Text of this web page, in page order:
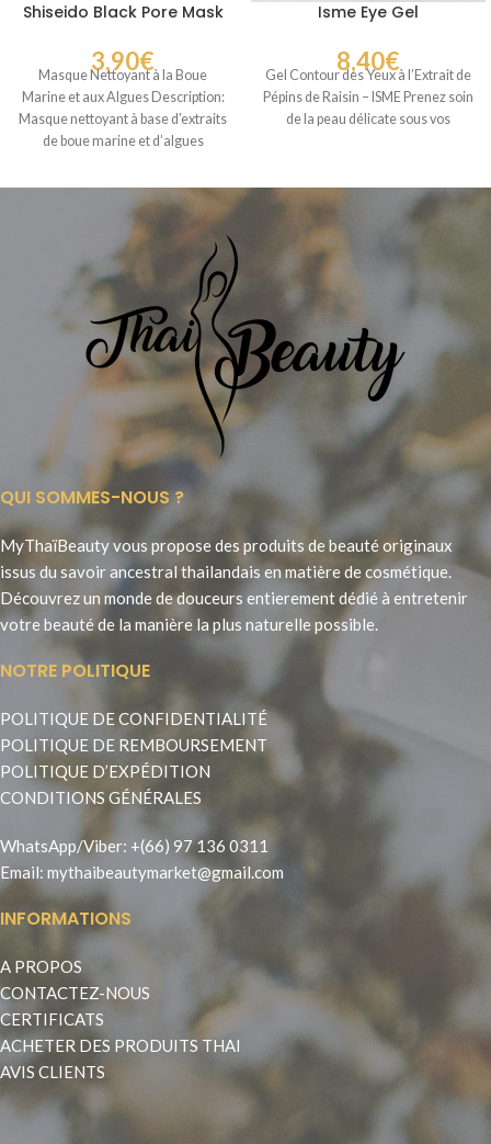
Shiseido Black Pore Mask
3,90€
Masque Nettoyant à la Boue
Marine et aux Algues Description:
Masque nettoyant à base d’extraits
de boue marine et d’algues
Isme Eye Gel
8,40€
Gel Contour des Yeux à l’Extrait de
Pépins de Raisin – ISME Prenez soin
de la peau délicate sous vos
QUI SOMMES-NOUS ?
MyThaïBeauty vous propose des produits de beauté originaux
issus du savoir ancestral thailandais en matière de cosmétique.
Découvrez un monde de douceurs entierement dédié à entretenir
votre beauté de la manière la plus naturelle possible.
NOTRE POLITIQUE
POLITIQUE DE CONFIDENTIALITÉ
POLITIQUE DE REMBOURSEMENT
POLITIQUE D’EXPÉDITION
CONDITIONS GÉNÉRALES
WhatsApp/Viber: +(66) 97 136 0311
Email: mythaibeautymarket@gmail.com
INFORMATIONS
A PROPOS
CONTACTEZ-NOUS
CERTIFICATS
ACHETER DES PRODUITS THAI
AVIS CLIENTS